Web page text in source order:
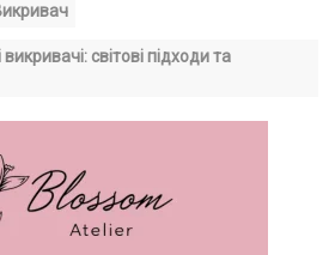
світові підходи та